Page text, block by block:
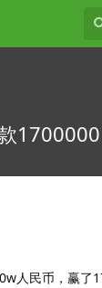
1700000
人民币，赢了